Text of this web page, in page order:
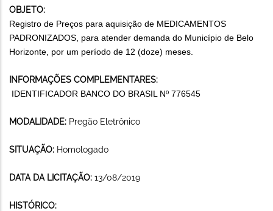
OBJETO:
Registro de Preços para aquisição de MEDICAMENTOS
PADRONIZADOS, para atender demanda do Município de Belo
Horizonte, por um período de 12 (doze) meses.
INFORMAÇÕES COMPLEMENTARES:
IDENTIFICADOR BANCO DO BRASIL Nº 776545
MODALIDADE: Pregão Eletrônico
SITUAÇÃO: Homologado
DATA DA LICITAÇÃO: 13/08/2019
HISTÓRICO: